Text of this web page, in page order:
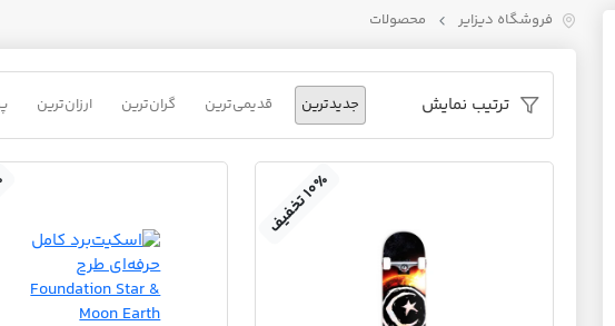
فروشگاه دیزایر محصولات
ترتیب نمایش جدیدترین قدیمی‌ترین گران‌ترین ارزان‌ترین
۱
۰
٪
ت
خ
ف
ی
ف